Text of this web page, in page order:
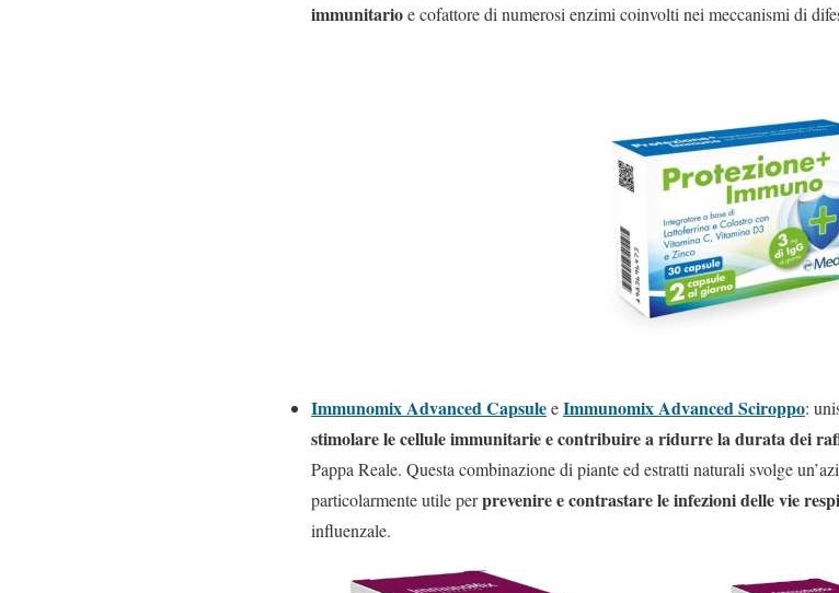
immunitarioe cofattore di numerosi enzimi coinvolti nei meccanismi di
Immunomix Advanced CapsuleeImmunomix Advanced Sciroppo:
stimolare le cellule immunitarie e contribuire a ridurre la durata dei
Pappa Reale. Questa combinazione di piante ed estratti naturali svolge
particolarmente utile perprevenire e contrastare le infezioni delle vie
influenzale.